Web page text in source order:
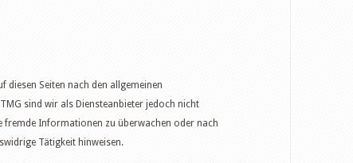
diesen Seiten nach den allgemeinen
sind wir als Diensteanbieter jedoch nicht
fremde Informationen zu überwachen oder nach
Tätigkeit hinweisen.